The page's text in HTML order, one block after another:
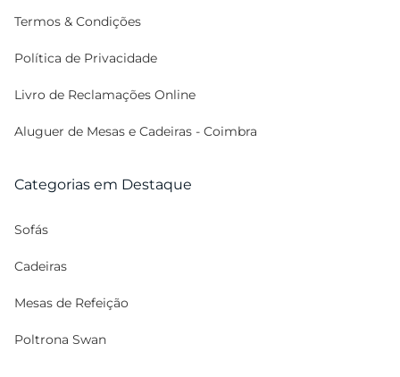
Vasos
Plantas
Pratos Marcadores
Lanternas
Termos & Condições
Política de Privacidade
Livro de Reclamações Online
Aluguer de Mesas e Cadeiras - Coimbra
Categorias em Destaque
Sofás
Cadeiras
Mesas de Refeição
Poltrona Swan